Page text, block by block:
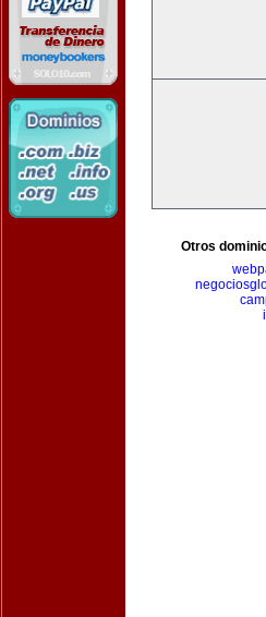
Otros